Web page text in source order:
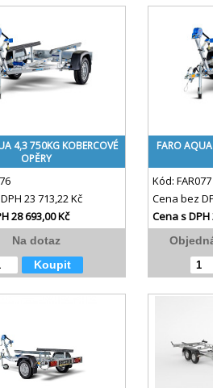
4,3 750KG KOBERCOVÉ
OPĚRY
23 713,22 Kč
28 693,00 Kč
Na dotaz
Koupit
FARO
Kód: FAR077
Cena bez
Cena s DPH